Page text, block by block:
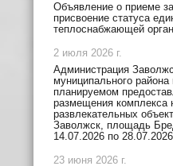
Объявление о приеме
присвоение статуса
теплоснабжающей
2 июля 2026 г.
Администрация
муниципального
планируемом
размещения комплекса
развлекательных
Заволжск, площадь
14.07.2026 по
23 июня 2026 г.